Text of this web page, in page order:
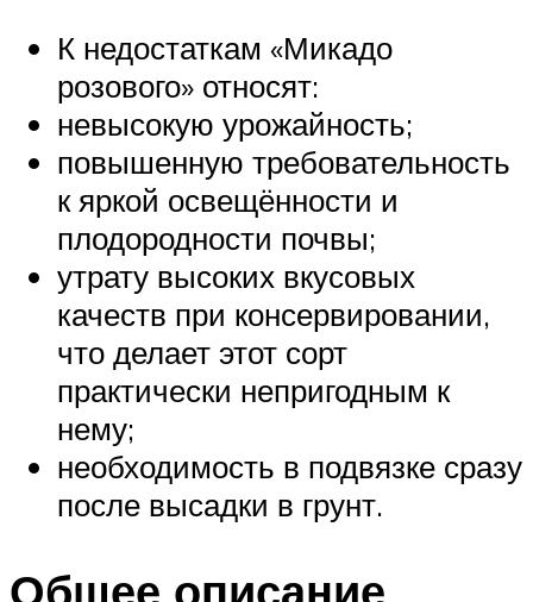
К недостаткам «Микадо
розового» относят:
невысокую урожайность;
повышенную требовательность
к яркой освещённости и
плодородности почвы;
утрату высоких вкусовых
качеств при консервировании,
что делает этот сорт
практически непригодным к
нему;
необходимость в подвязке сразу
после высадки в грунт.
Общее описание